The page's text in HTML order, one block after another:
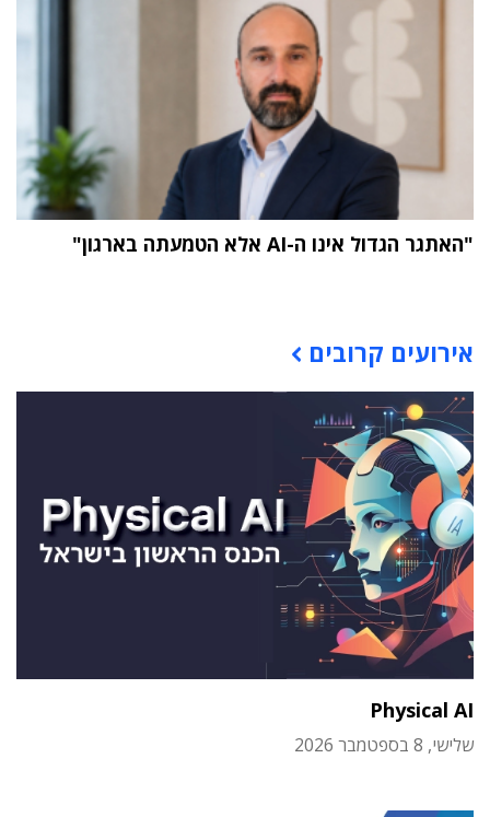
"האתגר הגדול אינו ה-AI אלא הטמעתה בארגון"
אירועים קרובים
Physical AI
שלישי, 8 בספטמבר 2026